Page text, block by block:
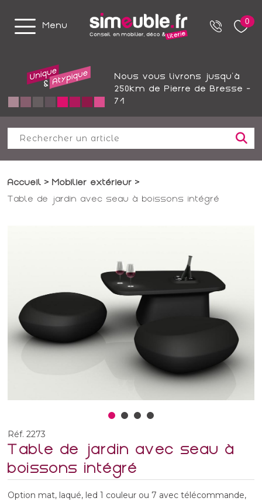
Menu 0
Nous vous livrons jusqu'à
250km de Pierre de Bresse -
71
Accueil
Mobilier extérieur
Table de jardin avec seau à boissons intégré
Réf. 2273
Table de jardin avec seau à
boissons intégré
Option mat, laqué, led 1 couleur ou 7 avec télécommande,